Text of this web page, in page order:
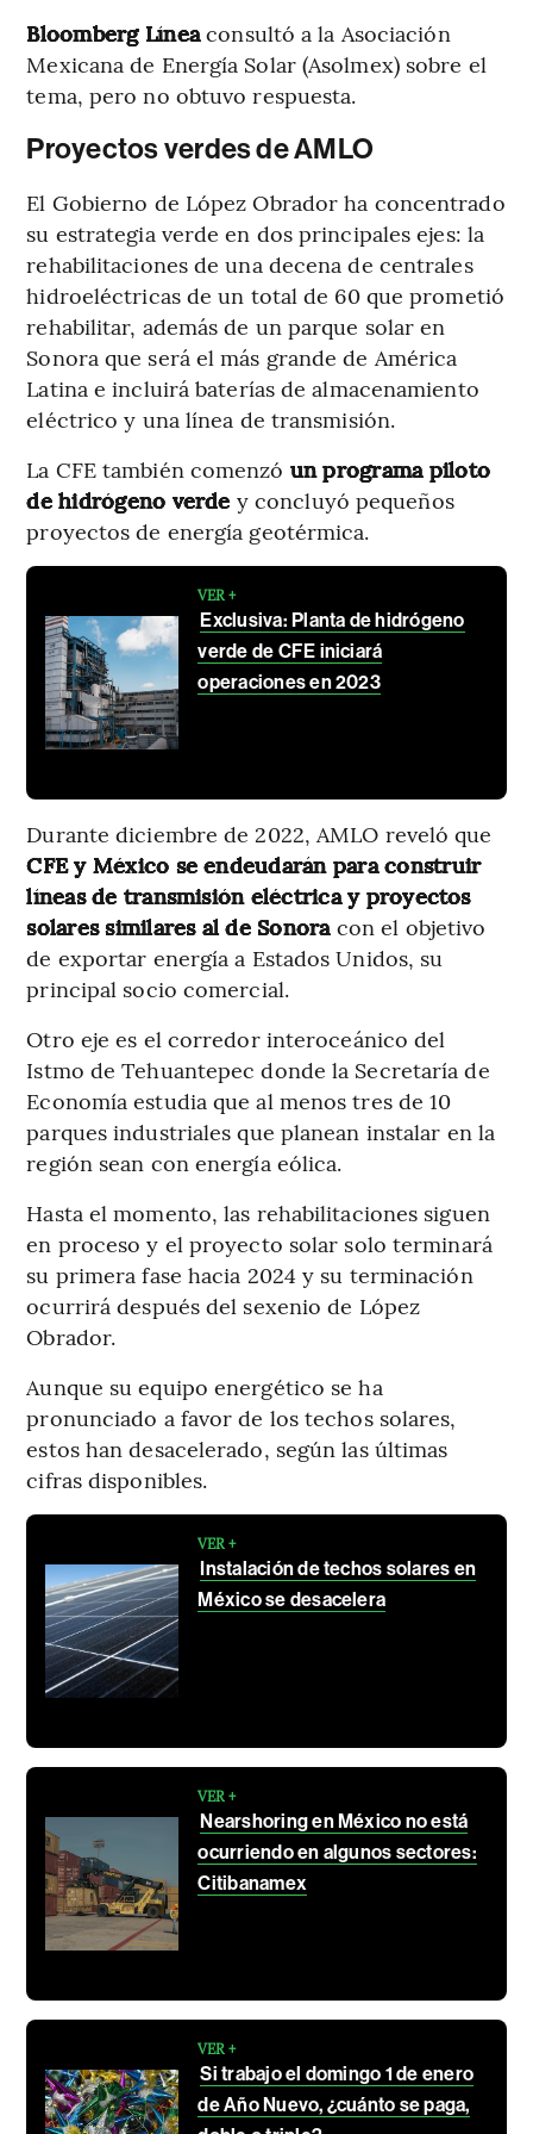
Bloomberg Líneaconsultó a la Asociación
Mexicana de Energía Solar (Asolmex) sobre el
tema, pero no obtuvo respuesta.
Proyectos verdes de AMLO
El Gobierno de López Obrador ha concentrado
su estrategia verde en dos principales ejes: la
rehabilitaciones de una decena de centrales
hidroeléctricas de un total de 60 que prometió
rehabilitar, además de un parque solar en
Sonora que será el más grande de América
Latina e incluirá baterías de almacenamiento
eléctrico y una línea de transmisión.
La CFE también comenzó un programa piloto
de hidrógeno verde y concluyó pequeños
proyectos de energía geotérmica.
VER +
Exclusiva: Planta de hidrógeno
verde de CFE iniciará
operaciones en 2023
Durante diciembre de 2022, AMLO reveló que
CFE y México se endeudarán para construir
líneas de transmisión eléctrica y proyectos
solares similares al de Sonora con el objetivo
de exportar energía a Estados Unidos, su
principal socio comercial.
Otro eje es el corredor interoceánico del
Istmo de Tehuantepec donde la Secretaría de
Economía estudia que al menos tres de 10
parques industriales que planean instalar en la
región sean con energía eólica.
Hasta el momento, las rehabilitaciones siguen
en proceso y el proyecto solar solo terminará
su primera fase hacia 2024 y su terminación
ocurrirá después del sexenio de López
Obrador.
Aunque su equipo energético se ha
pronunciado a favor de los techos solares,
estos han desacelerado, según las últimas
cifras disponibles.
VER +
Instalación de techos solares en
México se desacelera
VER +
Nearshoring en México no está
ocurriendo en algunos sectores:
Citibanamex
VER +
Si trabajo el domingo 1 de enero
de Año Nuevo, ¿cuánto se paga,